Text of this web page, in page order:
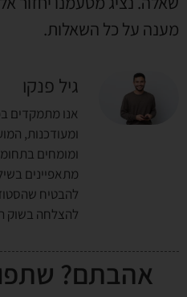
מענה על כל השאלות.
גיל פנקו
אנו מתמקדים
ומעודכנות,
ומומחים
מתאפיינים
להבטיח
להצלחה בשוק
אהבתם?